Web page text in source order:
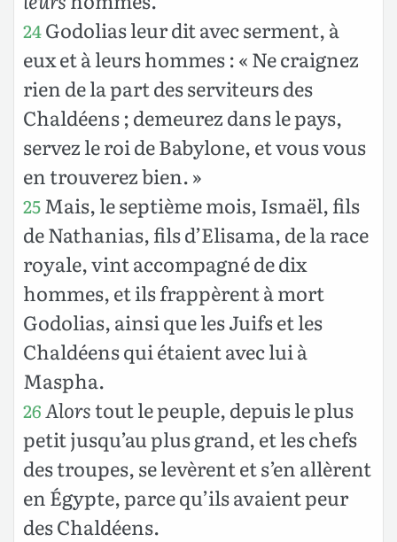
24Godolias leur dit avec serment, à
eux et à leurs hommes : « Ne craignez
rien de la part des serviteurs des
Chaldéens ; demeurez dans le pays,
servez le roi de Babylone, et vous vous
en trouverez bien. »
25Mais, le septième mois, Ismaël, fils
de Nathanias, fils d’Elisama, de la race
royale, vint accompagné de dix
hommes, et ils frappèrent à mort
Godolias, ainsi que les Juifs et les
Chaldéens qui étaient avec lui à
Maspha.
26Alorstout le peuple, depuis le plus
petit jusqu’au plus grand, et les chefs
des troupes, se levèrent et s’en allèrent
en Égypte, parce qu’ils avaient peur
des Chaldéens.